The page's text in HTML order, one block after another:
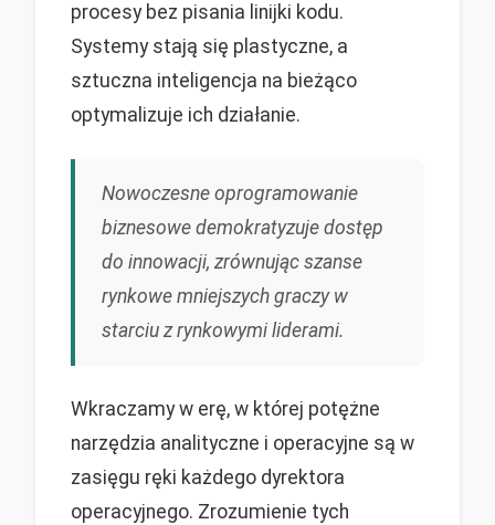
procesy bez pisania linijki kodu.
Systemy stają się plastyczne, a
sztuczna inteligencja na bieżąco
optymalizuje ich działanie.
Nowoczesne oprogramowanie
biznesowe demokratyzuje dostęp
do innowacji, zrównując szanse
rynkowe mniejszych graczy w
starciu z rynkowymi liderami.
Wkraczamy w erę, w której potężne
narzędzia analityczne i operacyjne są w
zasięgu ręki każdego dyrektora
operacyjnego. Zrozumienie tych